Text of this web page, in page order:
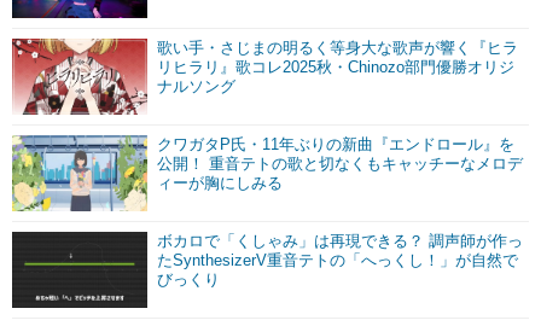
歌い手・さじまの明るく等身大な歌声が響く『ヒラ
リヒラリ』歌コレ2025秋・Chinozo部門優勝オリジ
ナルソング
クワガタP氏・11年ぶりの新曲『エンドロール』を
公開！ 重音テトの歌と切なくもキャッチーなメロデ
ィーが胸にしみる
ボカロで「くしゃみ」は再現できる？ 調声師が作っ
たSynthesizerV重音テトの「へっくし！」が自然で
びっくり